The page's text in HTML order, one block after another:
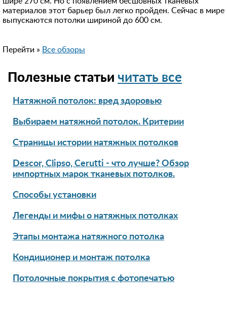
материалов этот барьер был легко пройден. Сейчас в мире
выпускаются потолки шириной до 600 см.
Перейти » Все обзоры
Полезные статьи читать все
Натяжной потолок: вред здоровью
Выбираем натяжной потолок. Критерии
Страницы истории натяжных потолков
Descor, Clipso, Cerutti - что лучше? Обзор
импортных марок тканевых потолков.
Способы установки
Легенды и мифы о натяжных потолках
Этапы монтажа натяжного потолка
Кондиционер и монтаж потолка
Потолочные покрытия с фотопечатью